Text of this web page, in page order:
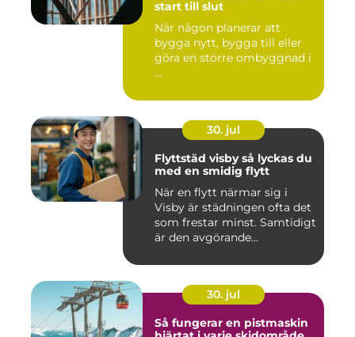
start till slut
När någon planerar att
bygga nytt, bygga till eller
göra en större ombyggnad i
...
30. jul
Flyttstäd visby så lyckas du
med en smidig flytt
När en flytt närmar sig i
Visby är städningen ofta det
som frestar minst. Samtidigt
är den avgörande...
30. jul
Så fungerar en pistmaskin